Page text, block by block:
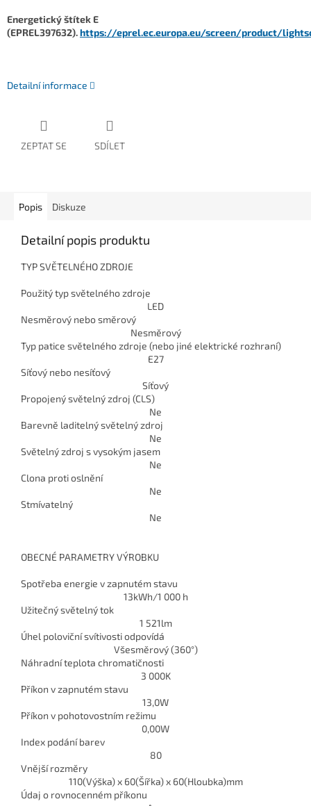
Energetický štítek E
(EPREL397632).https://eprel.ec.europa.eu/screen/product/
Detailní informace
ZEPTAT SE SDÍLET
Popis Diskuze
Detailní popis produktu
TYP SVĚTELNÉHO ZDROJE
Použitý typ světelného zdroje
LED
Nesměrový nebo směrový
Nesměrový
Typ patice světelného zdroje (nebo jiné elektrické rozhraní)
E27
Síťový nebo nesíťový
Síťový
Propojený světelný zdroj (CLS)
Ne
Barevně laditelný světelný zdroj
Ne
Světelný zdroj s vysokým jasem
Ne
Clona proti oslnění
Ne
Stmívatelný
Ne
OBECNÉ PARAMETRY VÝROBKU
Spotřeba energie v zapnutém stavu
13kWh/1 000 h
Užitečný světelný tok
1 521lm
Úhel poloviční svítivosti odpovídá
Všesměrový (360°)
Náhradní teplota chromatičnosti
3 000K
Příkon v zapnutém stavu
13,0W
Příkon v pohotovostním režimu
0,00W
Index podání barev
80
Vnější rozměry
110(Výška) x 60(Šířka) x 60(Hloubka)mm
Údaj o rovnocenném příkonu